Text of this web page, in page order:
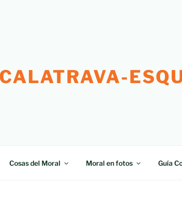
Cosas del Moral Moral en fotos Guía